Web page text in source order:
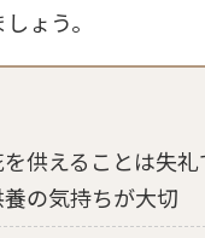
ょう。
供えることは失礼
の気持ちが大切